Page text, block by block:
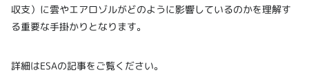
収支）に雲やエアロゾルがどのように影響しているのかを理解す
る重要な手掛かりとなります。
詳細はESAの記事をご覧ください。